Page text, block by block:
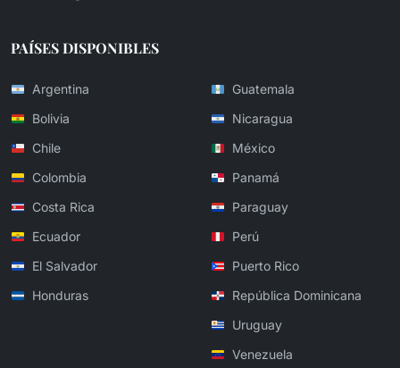
PAÍSES DISPONIBLES
Argentina
Bolivia
Chile
Colombia
Costa Rica
Ecuador
El Salvador
Honduras
Guatemala
Nicaragua
México
Panamá
Paraguay
Perú
Puerto Rico
República Dominicana
Uruguay
Venezuela